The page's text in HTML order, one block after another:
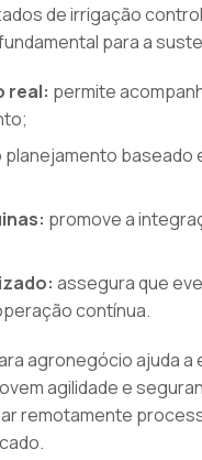
de irrigação
para a
real: permite
planejamento baseado
promove a
assegura que
contínua.
agronegócio ajuda
agilidade e
remotamente